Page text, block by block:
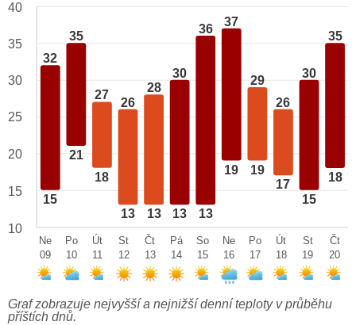
32
15
35
21
27
18
26
13
28
13
30
13
36
13
37
19
29
19
26
17
30
15
35
18
40
35
30
25
20
15
10
Ne
09
Po
10
Út
11
St
12
Čt
13
Pá
14
So
15
Ne
16
Po
17
Út
18
St
19
Čt
20
Graf zobrazuje nejvyšší a nejnižší denní teploty v průběhu
příštích dnů.